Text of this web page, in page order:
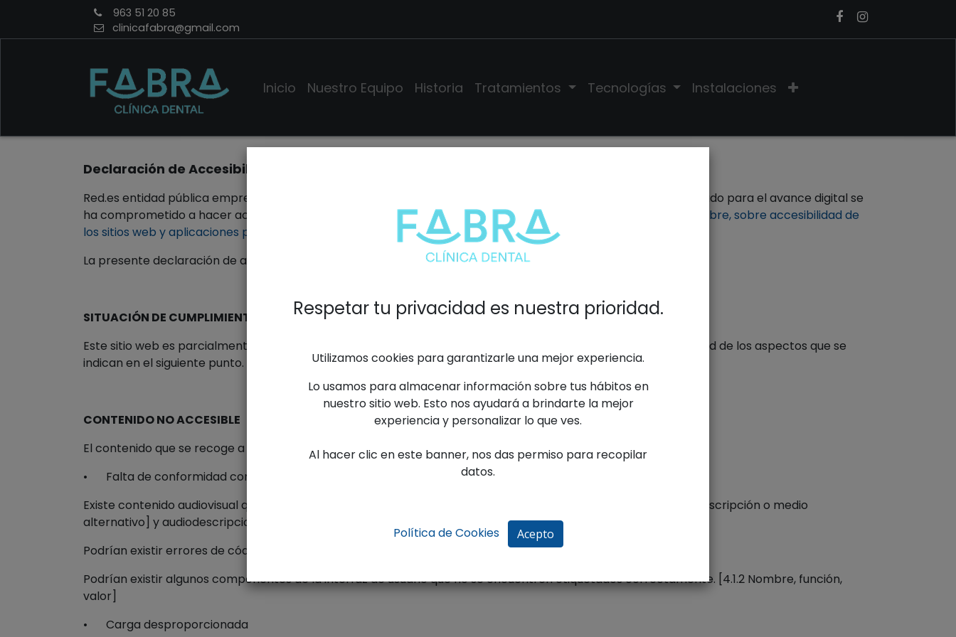
963 51 20 85
clinicafabra@gmail.com
Inicio Nuestro Equipo Historia Tratamientos Tecnologías Instalaciones
Declaración de Accesibilidad
Red.es entidad pública empresarial del Ministerio de Economía y Empresa que depende de la Secretaría de Estado para el avance digital se
ha comprometido a hacer accesible su sitio web, de conformidad con el Real Decreto 1112/2018, de 7 de septiembre, sobre accesibilidad de
los sitios web y aplicaciones para dispositivos móviles del sector público.
La presente declaración de accesibilidad se aplica al sitio webhttps://www.clinicafabra.com
SITUACIÓN DE CUMPLIMIENTO
Este sitio web es parcialmente conforme con el
debido a las excepciones y a la falta de conformidad de los aspectos que se
indican en el siguiente punto.
CONTENIDO NO ACCESIBLE
El contenido que se recoge a continuación no es accesible por lo siguiente:
•
Falta de conformidad con el RD 1112/2018
Existe contenido audiovisual que no incluye audio descripción o medio alternativo [Requisito número 1.2.3 Audiodescripción o medio
alternativo] y audiodescripcion grabada [Requisito 1.2.5 Audiodescripción (Grabado)].
Podrían existir errores de código puntuales de edición en alguna página web. [4.1.1 Procesamiento]
Podrían existir algunos componentes de la interfaz de usuario que no se encuentren etiquetados correctamente. [4.1.2 Nombre, función,
valor]
•
Carga desproporcionada
Respetar tu privacidad es nuestra prioridad.
Utilizamos cookies para garantizarle una mejor experiencia.
Lo usamos para almacenar información sobre tus hábitos en
nuestro sitio web. Esto nos ayudará a brindarte la mejor
experiencia y personalizar lo que ves.
Al hacer clic en este banner, nos das permiso para recopilar
datos.
Política de Cookies Acepto